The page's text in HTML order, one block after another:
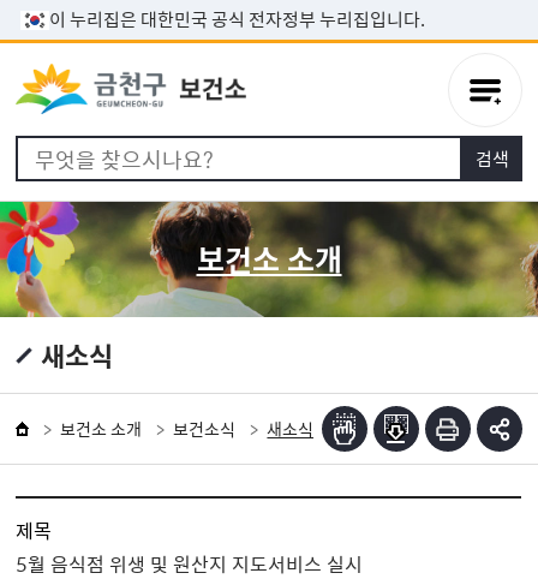
본문 바로가기
이 누리집은 대한민국 공식 전자정부 누리집입니다.
보건소 소개
새소식
보건소 소개 보건소식 새소식
제목
5월 음식점 위생 및 원산지 지도서비스 실시